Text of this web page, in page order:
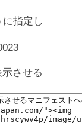
指定し
させる